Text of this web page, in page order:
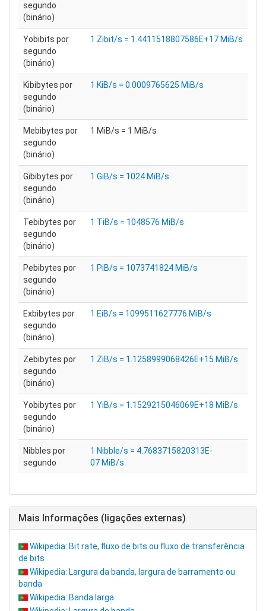
segundo
(binário)
Yobibits por
segundo
(binário)
1 Zibit/s = 1.4411518807586E+17 MiB/s
Kibibytes por
segundo
(binário)
1 KiB/s = 0.0009765625 MiB/s
Mebibytes por
segundo
(binário)
1 MiB/s = 1 MiB/s
Gibibytes por
segundo
(binário)
1 GiB/s = 1024 MiB/s
Tebibytes por
segundo
(binário)
1 TiB/s = 1048576 MiB/s
Pebibytes por
segundo
(binário)
1 PiB/s = 1073741824 MiB/s
Exbibytes por
segundo
(binário)
1 EiB/s = 1099511627776 MiB/s
Zebibytes por
segundo
(binário)
1 ZiB/s = 1.1258999068426E+15 MiB/s
Yobibytes por
segundo
(binário)
1 YiB/s = 1.1529215046069E+18 MiB/s
Nibbles por
segundo
1 Nibble/s = 4.7683715820313E-
07 MiB/s
Mais Informações (ligações externas)
Wikipedia: Bit rate, fluxo de bits ou fluxo de transferência
de bits
Wikipedia: Largura da banda, largura de barramento ou
banda
Wikipedia: Banda larga